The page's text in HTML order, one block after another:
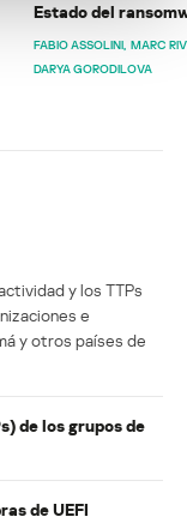
Estado del
FABIO ASSOLINI MARC
DARYA GORODILOVA
y los TTPs
e
y otros países de
de los grupos de
de UEFI